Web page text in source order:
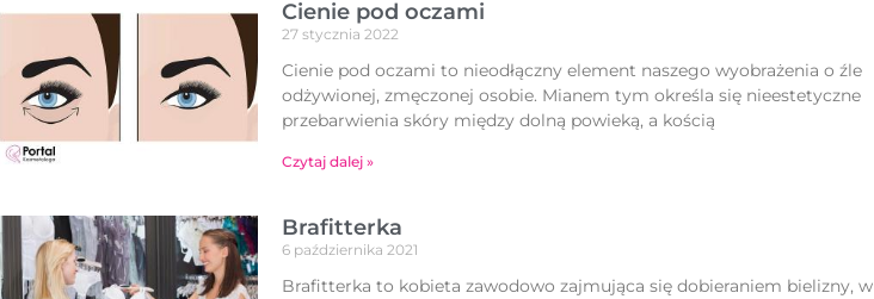
Cienie pod oczami
27 stycznia 2022
Cienie pod oczami to nieodłączny element naszego wyobrażenia o źle
odżywionej, zmęczonej osobie. Mianem tym określa się nieestetyczne
przebarwienia skóry między dolną powieką, a kością
Czytaj dalej »
Brafitterka
6 października 2021
Brafitterka to kobieta zawodowo zajmująca się dobieraniem bielizny, w